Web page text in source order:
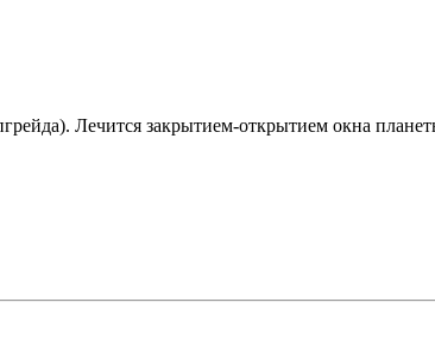
Лечится закрытием-открытием окна